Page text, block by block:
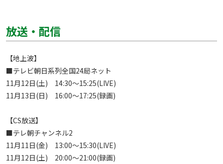
放送・配信
【地上波】
■テレビ朝日系列全国24局ネット
11月12日(土)　14:30～15:25(LIVE)
11月13日(日)　16:00～17:25(録画)
【CS放送】
■テレ朝チャンネル2
11月11日(金)　13:00～15:30(LIVE)
11月12日(土)　20:00～21:00(録画)